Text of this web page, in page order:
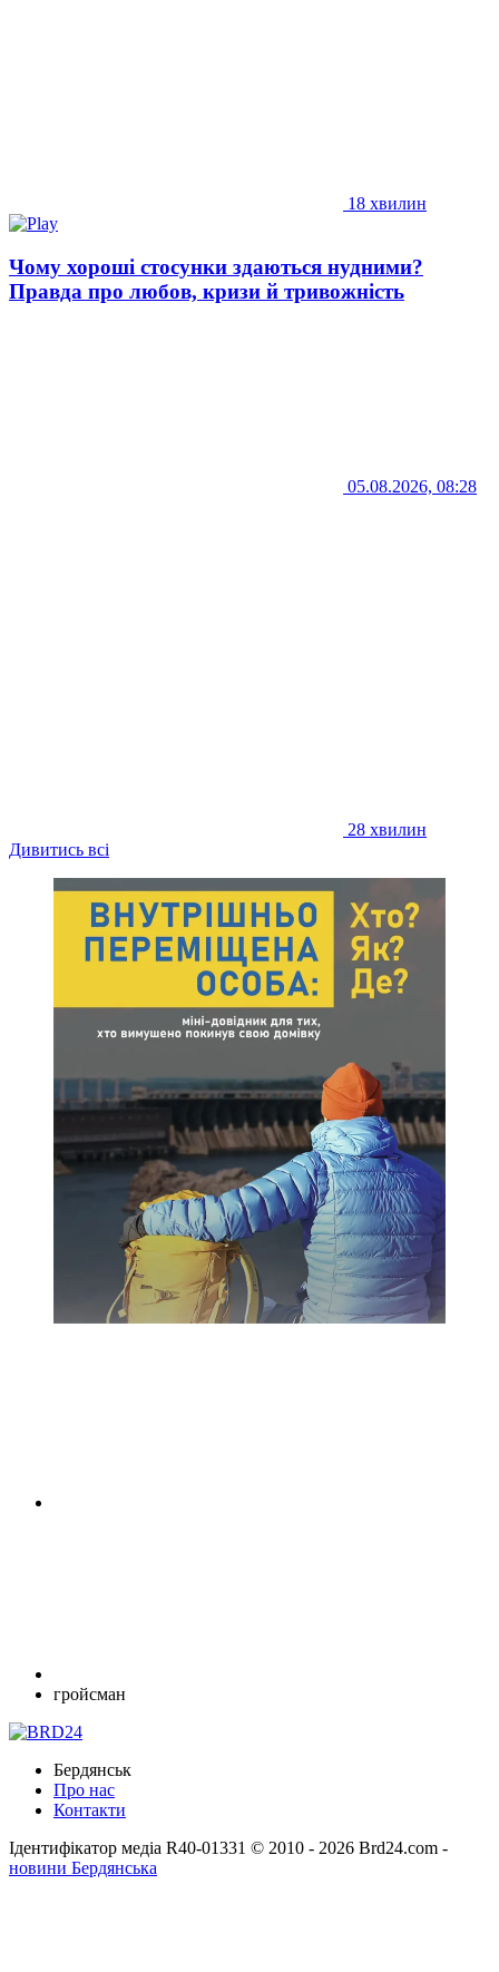
18 хвилин
Чому хороші стосунки здаються нудними?
Правда про любов, кризи й тривожність
05.08.2026, 08:28
28 хвилин
Дивитись всі
гройсман
Бердянськ
Про нас
Контакти
Ідентифікатор медіа R40-01331 © 2010 - 2026 Brd24.com -
новини Бердянська